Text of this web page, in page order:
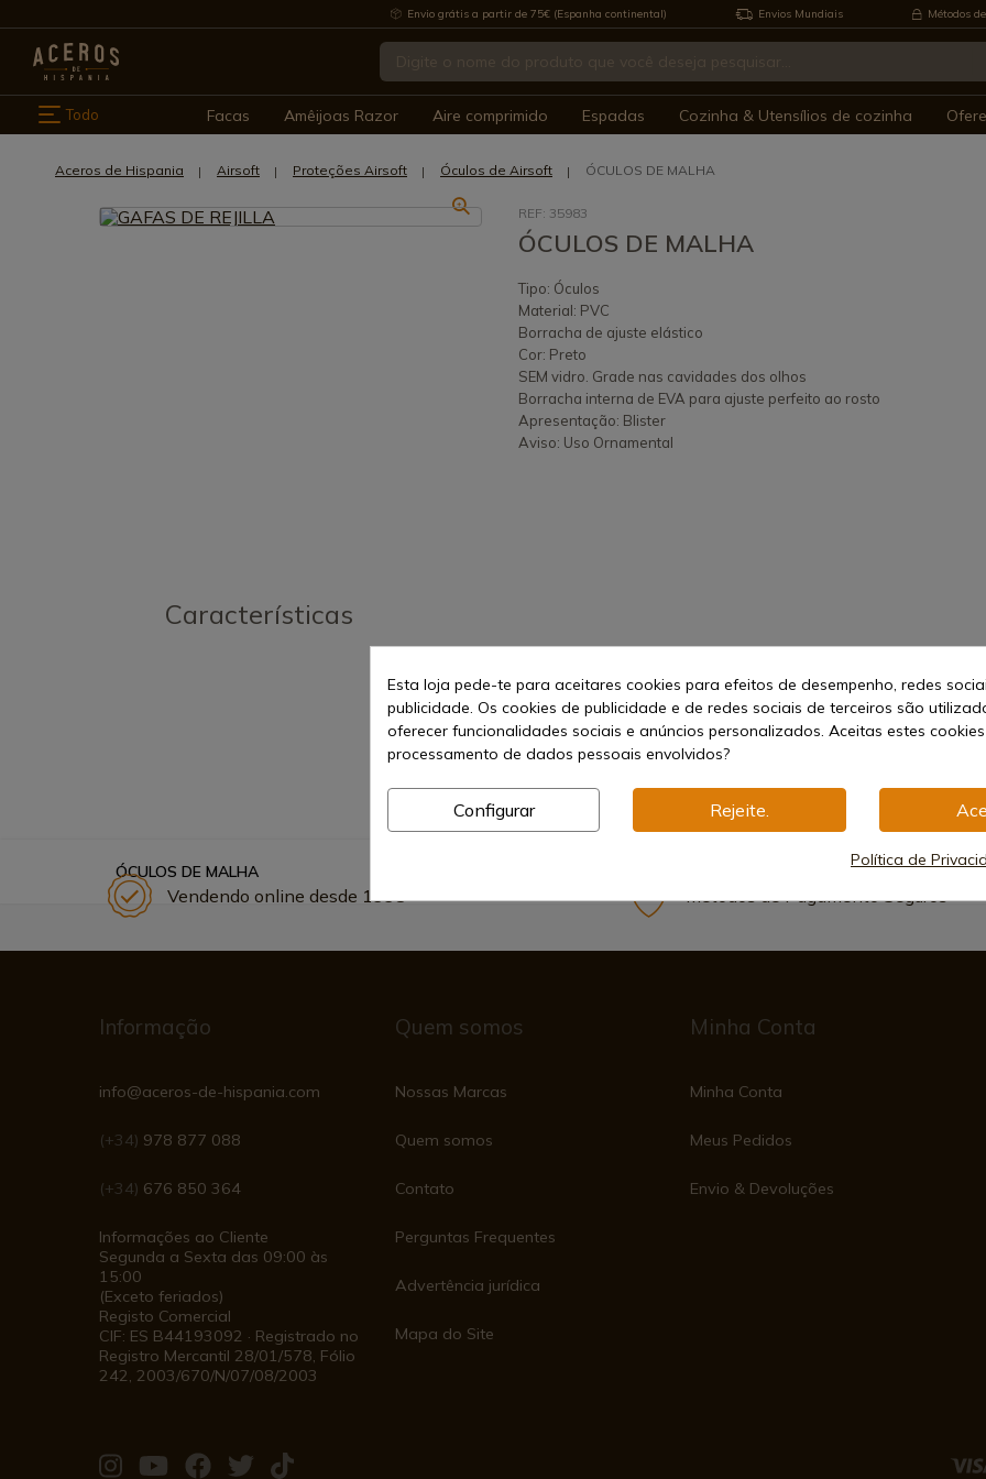
Envio grátis a partir de 75€ (Espanha continental) Envios Mundiais Métodos
Todo Facas Amêijoas Razor Aire comprimido Espadas Cozinha & Utensílios de cozinha
Aceros de Hispania Airsoft Proteções Airsoft Óculos de Airsoft ÓCULOS DE MALHA
REF: 35983
ÓCULOS DE MALHA
Tipo: Óculos
Material: PVC
Borracha de ajuste elástico
Cor: Preto
SEM vidro. Grade nas cavidades dos olhos
Borracha interna de EVA para ajuste perfeito ao rosto
Apresentação: Blister
Aviso: Uso Ornamental
Características
ÓCULOS DE MALHA
Vendendo online desde 1998 Métodos de Pagamento Seguros
Informação
info@aceros-de-hispania.com
(+34) 978 877 088
(+34) 676 850 364
Informações ao Cliente
Segunda a Sexta das 09:00 às
15:00
(Exceto feriados)
Registo Comercial
CIF: ES B44193092 · Registrado no
Registro Mercantil 28/01/578, Fólio
242, 2003/670/N/07/08/2003
Quem somos
Nossas Marcas
Quem somos
Contato
Perguntas Frequentes
Advertência jurídica
Mapa do Site
Minha Conta
Minha Conta
Meus Pedidos
Envio & Devoluções
Esta loja pede-te para aceitares cookies para efeitos de desempenho, redes
publicidade. Os cookies de publicidade e de redes sociais de terceiros são
oferecer funcionalidades sociais e anúncios personalizados. Aceitas estes
processamento de dados pessoais envolvidos?
Configurar Rejeite.
Política de